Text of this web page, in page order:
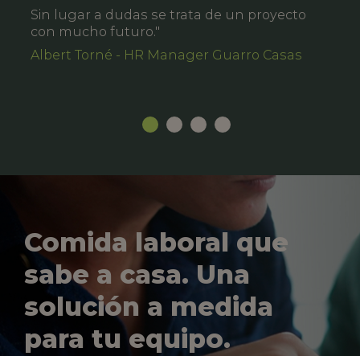
Sin lugar a dudas se trata de un proyecto
con mucho futuro."
Albert Torné - HR Manager Guarro Casas
Comida laboral que
sabe a casa. Una
solución a medida
para tu equipo.